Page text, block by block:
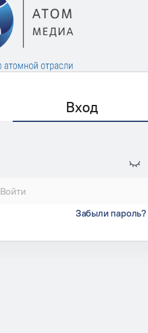
Вход
Войти
Забыли пароль?